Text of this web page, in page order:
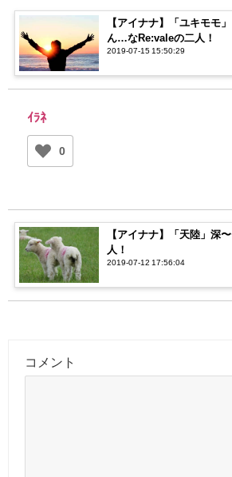
【アイナナ】「ユキモモ
ん…なRe:valeの二人！
2019-07-15 15:50:29
ｲﾗﾈ
0
【アイナナ】「天陸」深
人！
2019-07-12 17:56:04
コメント